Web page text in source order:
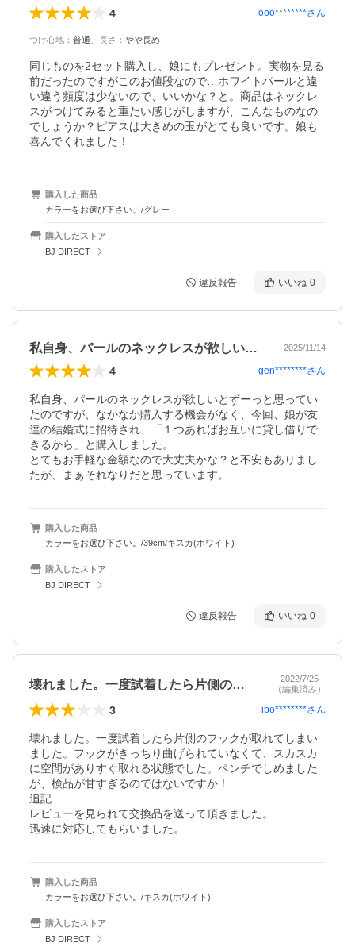
4 ooo********さん
つけ心地 ： 普通 長さ ： やや長め
同じものを2セット購入し、娘にもプレゼント。実物を見る
前だったのですがこのお値段なので…ホワイトパールと違
い違う頻度は少ないので、いいかな？と。商品はネックレ
スがつけてみると重たい感じがしますが、こんなものなの
でしょうか？ピアスは大きめの玉がとても良いです。娘も
喜んでくれました！
購入した商品
カラーをお選び下さい。/グレー
購入したストア
BJ DIRECT
違反報告 いいね 0
私自身、パールのネックレスが欲しいとず… 2025/11/14
4 gen********さん
私自身、パールのネックレスが欲しいとずーっと思ってい
たのですが、なかなか購入する機会がなく、今回、娘が友
達の結婚式に招待され、「１つあればお互いに貸し借りで
きるから」と購入しました。
とてもお手軽な金額なので大丈夫かな？と不安もありまし
たが、まぁそれなりだと思っています。
購入した商品
カラーをお選び下さい。/39cm/キスカ(ホワイト)
購入したストア
BJ DIRECT
違反報告 いいね 0
壊れました。一度試着したら片側のフック…
2022/7/25
（編集済み）
3 ibo********さん
壊れました。一度試着したら片側のフックが取れてしまい
ました。フックがきっちり曲げられていなくて、スカスカ
に空間がありすぐ取れる状態でした。ペンチでしめました
が、検品が甘すぎるのではないですか！
追記
レビューを見られて交換品を送って頂きました。
迅速に対応してもらいました。
購入した商品
カラーをお選び下さい。/キスカ(ホワイト)
購入したストア
BJ DIRECT